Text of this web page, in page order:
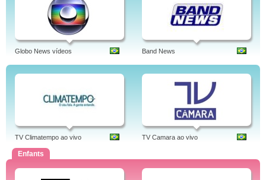
Globo News vídeos Band News
TV Climatempo ao vivo TV Camara ao vivo
Enfants